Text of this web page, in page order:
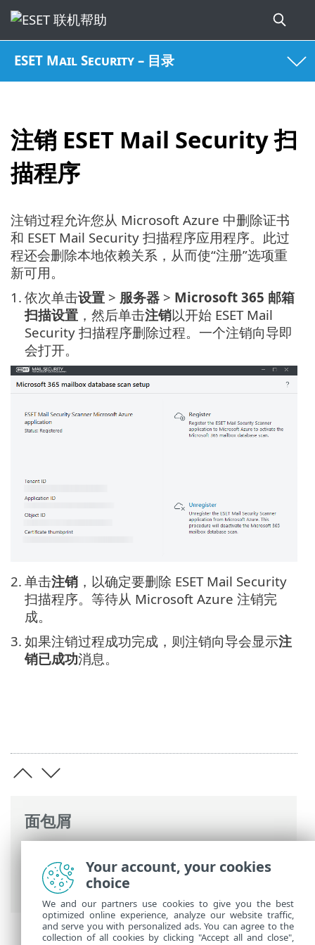
ESET Mail Security – 目录
注销 ESET Mail Security 扫
描程序
面包屑
ESET Mail Security>Microsoft 365 邮箱扫
描向导> 注销 ESET Mail Security 扫描程序
注销过程允许您从 Microsoft Azure 中删除证书
和 ESET Mail Security 扫描程序应用程序。此过
程还会删除本地依赖关系，从而使“注册”选项重
新可用。
1. 依次单击设置 > 服务器 > Microsoft 365 邮箱
扫描设置 ，然后单击注销以开始 ESET Mail
Security 扫描程序删除过程。一个注销向导即
会打开。
2. 单击注销 ，以确定要删除 ESET Mail Security
扫描程序。等待从 Microsoft Azure 注销完
成。
3. 如果注销过程成功完成，则注销向导会显示注
销已成功消息。
Your account, your cookies
choice
We and our partners use cookies to give you the best
optimized online experience, analyze our website traffic,
and serve you with personalized ads. You can agree to the
collection of all cookies by clicking "Accept all and close",